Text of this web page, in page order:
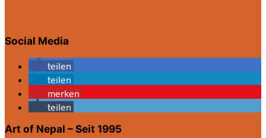
Social Media
teilen
teilen
merken
teilen
Art of Nepal – Seit 1995